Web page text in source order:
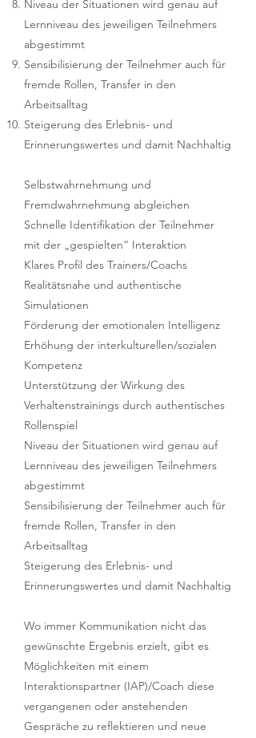
Niveau der Situationen wird genau auf
Lernniveau des jeweiligen Teilnehmers
abgestimmt
Sensibilisierung der Teilnehmer auch für
fremde Rollen, Transfer in den
Arbeitsalltag
Steigerung des Erlebnis- und
Erinnerungswertes und damit Nachhaltig
Selbstwahrnehmung und
Fremdwahrnehmung abgleichen
Schnelle Identifikation der Teilnehmer
mit der „gespielten“ Interaktion
Klares Profil des Trainers/Coachs
Realitätsnahe und authentische
Simulationen
Förderung der emotionalen Intelligenz
Erhöhung der interkulturellen/sozialen
Kompetenz
Unterstützung der Wirkung des
Verhaltenstrainings durch authentisches
Rollenspiel
Niveau der Situationen wird genau auf
Lernniveau des jeweiligen Teilnehmers
abgestimmt
Sensibilisierung der Teilnehmer auch für
fremde Rollen, Transfer in den
Arbeitsalltag
Steigerung des Erlebnis- und
Erinnerungswertes und damit Nachhaltig
Wo immer Kommunikation nicht das
gewünschte Ergebnis erzielt, gibt es
Möglichkeiten mit einem
Interaktionspartner (IAP)/Coach diese
vergangenen oder anstehenden
Gespräche zu reflektieren und neue